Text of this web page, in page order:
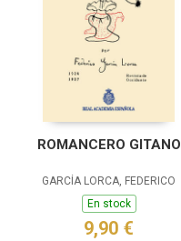
ROMANCERO GITANO
GARCÍA LORCA, FEDERICO
En stock
9,90 €